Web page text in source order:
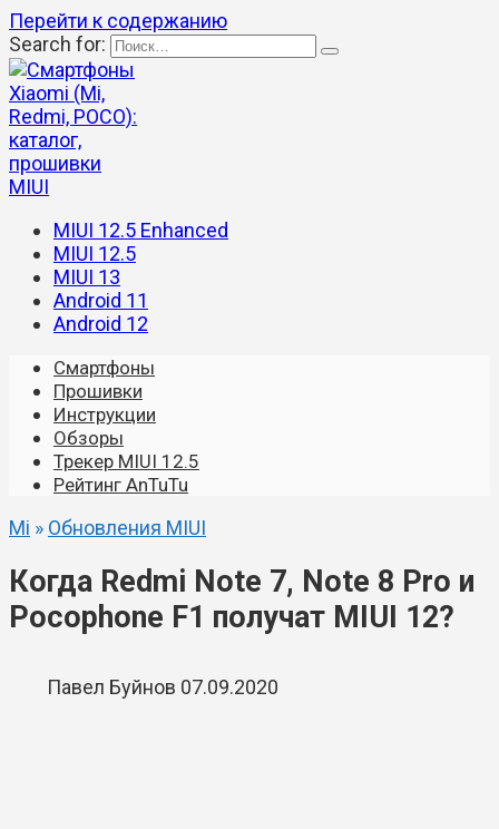
Перейти к содержанию
Search for:
MIUI 12.5 Enhanced
MIUI 12.5
MIUI 13
Android 11
Android 12
Смартфоны
Прошивки
Инструкции
Обзоры
Трекер MIUI 12.5
Рейтинг AnTuTu
Mi » Обновления MIUI
Когда Redmi Note 7, Note 8 Pro и
Pocophone F1 получат MIUI 12?
Павел Буйнов 07.09.2020